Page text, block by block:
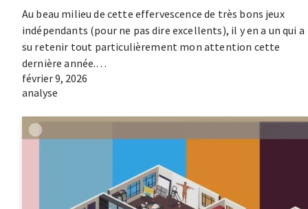
Au beau milieu de cette effervescence de très bons jeux
indépendants (pour ne pas dire excellents), il y en a un qui a
su retenir tout particulièrement mon attention cette
dernière année.…
février 9, 2026
analyse